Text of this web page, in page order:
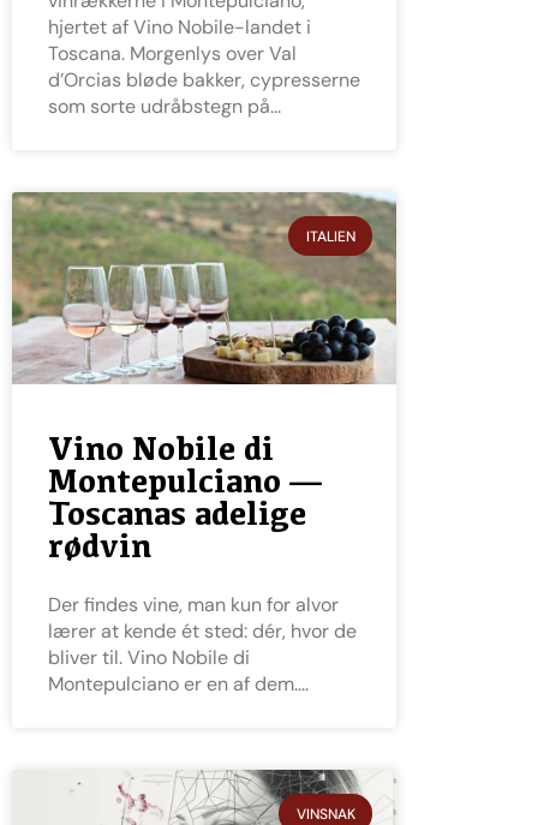
hjertet af Vino Nobile-landet i
Toscana. Morgenlys over Val
d’Orcias bløde bakker, cypresserne
som sorte udråbstegn på
ITALIEN
Vino Nobile di
Montepulciano —
Toscanas adelige
rødvin
Der findes vine, man kun for alvor
lærer at kende ét sted: dér, hvor de
bliver til. Vino Nobile di
Montepulciano er en af dem.
VINSNAK